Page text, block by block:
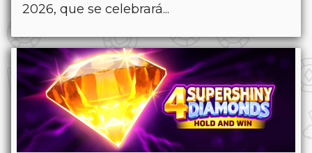
2026, que se celebrará...